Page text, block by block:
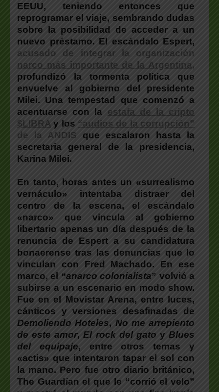
EEUU, teniendo entonces que
reprogramar el viaje, sembrando dudas
sobre la posibilidad de acceder a un
nuevo préstamo. El escándalo Espert,
acusado de integrar la organización
narco más importante de la Argentina,
profundizó la tormenta política que
envuelve al gobierno del presidente
Milei. Una tempestad que comenzó a
acentuarse con la estafa de la cripto
$LIBRA y los “audios de la corrupción”
de la ANDIS que escalaron hasta la
secretaria general de la presidencia,
Karina Milei.
En tanto, horas antes un «surrealismo
vernáculo» intentaba distraer del
centro de la escena, el escándalo
«narco» que vincula al gobierno
libertario apenas un día después de la
renuncia de Espert a su candidatura
bonaerense tras las denuncias que lo
vinculan con Fred Machado. En ese
marco, el “anarco colonialista” volvió a
subirse a un escenario en modo show.
Fue en el Movistar Arena, entre luces,
cánticos y versiones desafinadas de
Demoliendo Hoteles, No me arrepiento
de este amor,El rock del gato y Blues
del equipaje, entre otros temas y
«actis» que intentaron tapar el sol con
la mano. Pero fue otro diario británico,
The Guardían el que le “corrió el velo”